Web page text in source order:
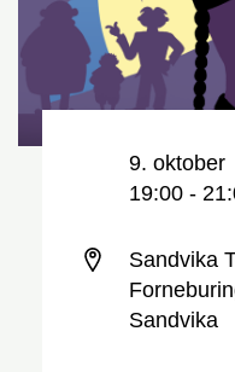
9. oktober
19:00 -
Sandvika
Sandvika